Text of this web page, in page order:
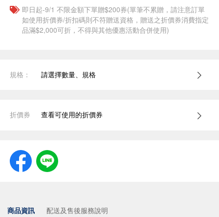
即日起-9/1 不限金額下單贈$200券(單筆不累贈，請注意訂單
如使用折價券/折扣碼則不符贈送資格，贈送之折價券消費指定
品滿$2,000可折，不得與其他優惠活動合併使用)
規格： 請選擇數量、規格
折價券 查看可使用的折價券
商品資訊 配送及售後服務說明